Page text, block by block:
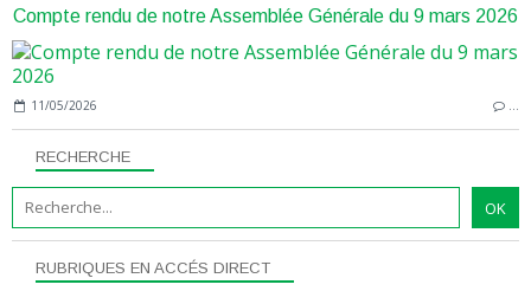
RECHERCHE
Compte rendu de notre Assemblée Générale du 9 mars 2026
11/05/2026 …
RUBRIQUES EN ACCÉS DIRECT